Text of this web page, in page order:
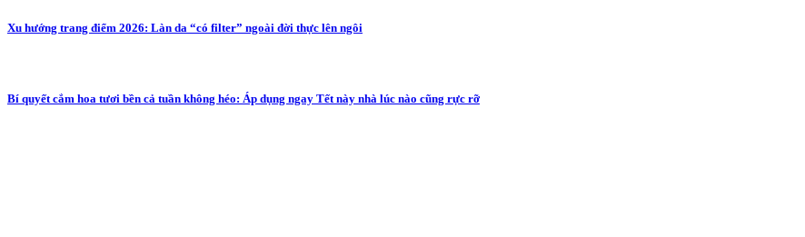
Xu hướng trang điểm 2026: Làn da “có filter” ngoài đời thực lên ngôi
Bí quyết cắm hoa tươi bền cả tuần không héo: Áp dụng ngay Tết này nhà lúc nào cũng rực rỡ